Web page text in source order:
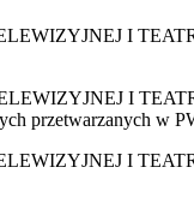
I
I
przetwarzanych w
I